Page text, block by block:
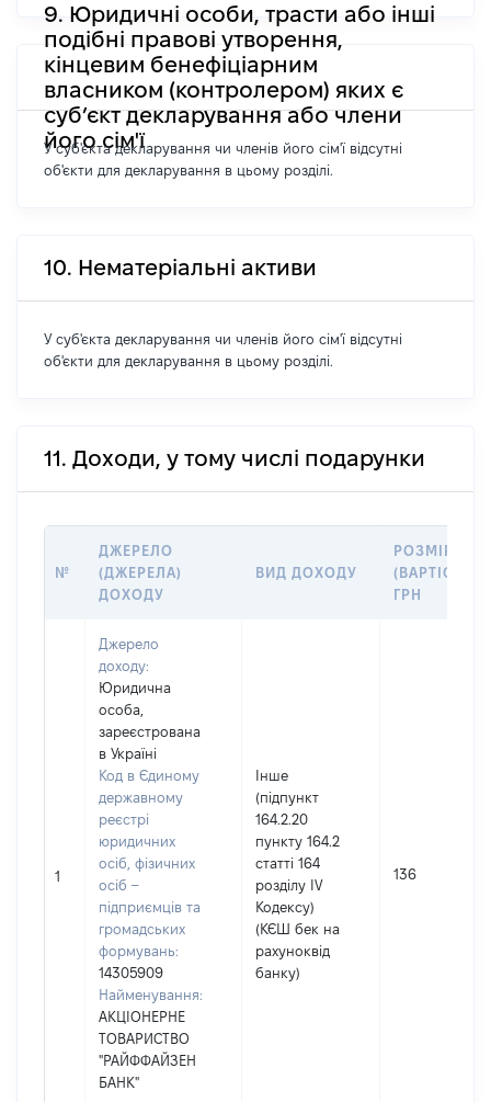
9. Юридичні особи, трасти або інші
подібні правові утворення,
кінцевим бенефіціарним
власником (контролером) яких є
суб’єкт декларування або члени
його сім'ї
У суб'єкта декларування чи членів його сім'ї відсутні
об'єкти для декларування в цьому розділі.
10. Нематеріальні активи
У суб'єкта декларування чи членів його сім'ї відсутні
об'єкти для декларування в цьому розділі.
11. Доходи, у тому числі подарунки
№
ДЖЕРЕЛО
(ДЖЕРЕЛА)
ДОХОДУ
ВИД ДОХОДУ
РОЗМІР
(ВАРТІСТЬ),
ГРН
1
Джерело
доходу:
Юридична
особа,
зареєстрована
в Україні
Код в Єдиному
державному
реєстрі
юридичних
осіб, фізичних
осіб –
підприємців та
громадських
формувань:
14305909
Найменування:
АКЦІОНЕРНЕ
ТОВАРИСТВО
"РАЙФФАЙЗЕН
БАНК"
Інше
(підпункт
164.2.20
пункту 164.2
статті 164
розділу IV
Кодексу)
(КЄШ бек на
рахуноквід
банку)
136